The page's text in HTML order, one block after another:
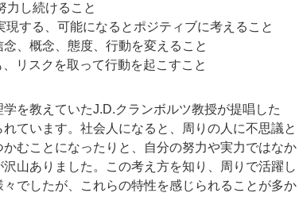
し続けること
する、可能になるとポジティブに考えること
、概念、態度、行動を変えること
リスクを取って行動を起こすこと
を教えていたJ.D.クランボルツ教授が提唱した
ています。社会人になると、周りの人に不思議と
むことになったりと、自分の努力や実力ではなか
山ありました。この考え方を知り、周りで活躍し
でしたが、これらの特性を感じられることが多か